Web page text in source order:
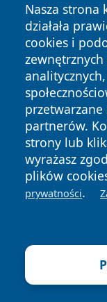
Nasza strona
działała
cookies i
przetwarzane
partnerów.
strony lub
wyrażasz
plików
prywatności.
Copyright © 2026
zastrzeżone.
News Autorzy